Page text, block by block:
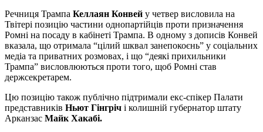
Речниця Трампа Келлаян Конвей у четвер висловила на
Твітері позицію частини однопартійців проти призначення
Ромні на посаду в кабінеті Трампа. В одному з дописів Конвей
вказала, що отримала “цілий шквал занепокоєнь” у соціальних
медіа та приватних розмовах, і що “деякі прихильники
Трампа” висловлюються проти того, щоб Ромні став
держсекретарем.
Цю позицію також публічно підтримали екс-спікер Палати
представників Ньют Гінгріч і колишній губернатор штату
Арканзас Майк Хакабі.